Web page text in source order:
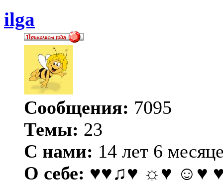
ilga
Сообщения: 7095
Темы: 23
С нами: 14 лет 6
О себе: ♥♥♫♥ ☼♥ ☺♥